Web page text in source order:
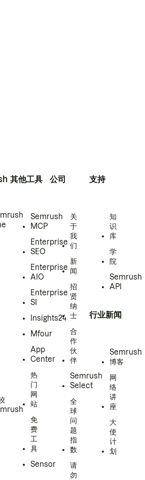
其他工具
Semrush
MCP
Enterprise
SEO
Enterprise
AIO
Enterprise
SI
Insights24
Mfour
App
Center
热
门
网
站
免
费
工
具
Sensor
公司
关
于
我
们
新
闻
招
贤
纳
士
合
作
伙
伴
Semrush
Select
全
球
问
题
指
数
请
勿
支持
知
识
库
学
院
Semrush
API
行业新闻
Semrush
博客
网
络
讲
座
大
使
计
划